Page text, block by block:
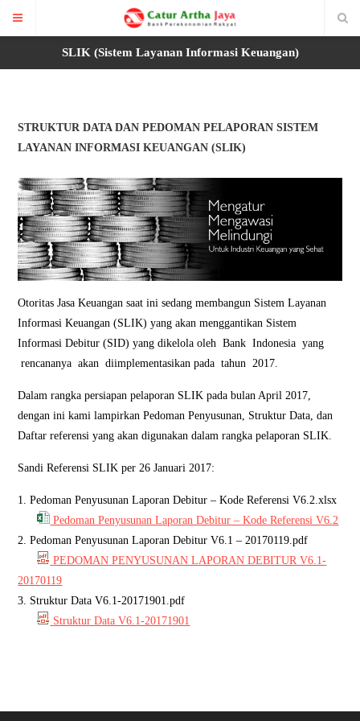
SLIK (Sistem Layanan Informasi Keuangan)
STRUKTUR DATA DAN PEDOMAN PELAPORAN SISTEM
LAYANAN INFORMASI KEUANGAN (SLIK)
Otoritas Jasa Keuangan saat ini sedang membangun Sistem Layanan
Informasi Keuangan (SLIK) yang akan menggantikan Sistem
Informasi Debitur (SID) yang dikelola oleh Bank Indonesia yang
rencananya akan diimplementasikan pada tahun 2017.
Dalam rangka persiapan pelaporan SLIK pada bulan April 2017,
dengan ini kami lampirkan Pedoman Penyusunan, Struktur Data, dan
Daftar referensi yang akan digunakan dalam rangka pelaporan SLIK.
Sandi Referensi SLIK per 26 Januari 2017:​
1. Pedoman Penyusunan Laporan Debitur – Kode Referensi V6.2.xlsx​​​
Pedoman Penyusunan Laporan Debitur – Kode Referensi V6.2
2. Pedoman Penyusunan Laporan Debitur V6.1 – 20170119.pdf
PEDOMAN PENYUSUNAN LAPORAN DEBITUR V6.1-
20170119
3. Struktur Data V6.1-20171901.pdf
Struktur Data V6.1-20171901